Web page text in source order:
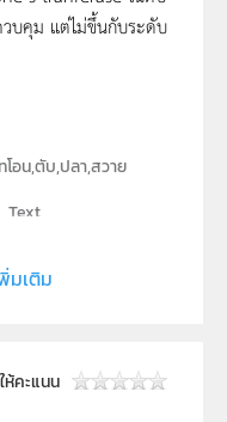
บคุม แต่ไม่ขึ้นกับระดับ
อน,ตับ,ปลา,สวาย
Text
าสตร์
ม.4, ม.5, ม.6
มเติม
ให้คะแนน